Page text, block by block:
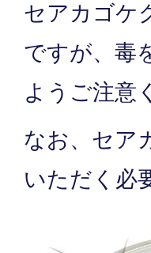
セアカゴケ
ですが、毒
ようご注意
なお、セア
いただく必